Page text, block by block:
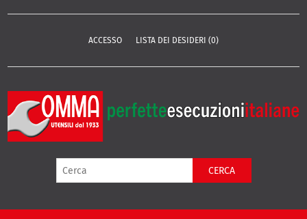
ACCESSO LISTA DEI DESIDERI (0)
CERCA